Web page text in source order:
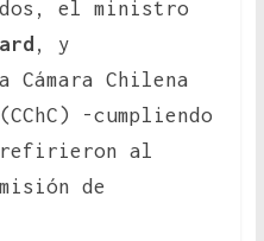
el ministro
, y
Cámara Chilena
-cumpliendo
refirieron al
de